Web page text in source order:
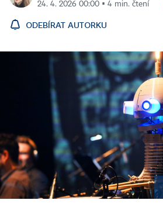
24. 4. 2026 00:00 ▪ 4 min. čtení
ODEBÍRAT AUTORKU